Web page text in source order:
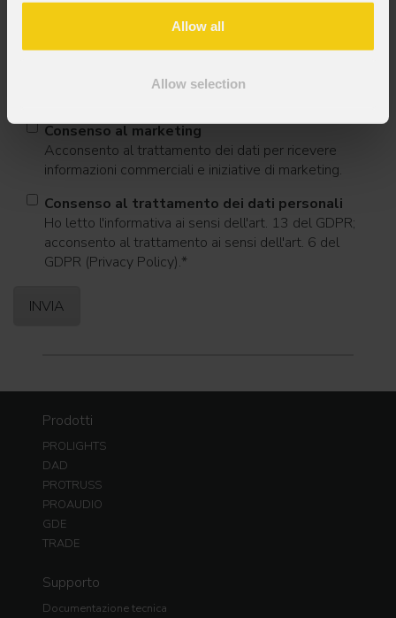
Allow all
Allow selection
Stato*
Consenso al marketing
Acconsento al trattamento dei dati per ricevere
informazioni commerciali e iniziative di marketing.
Consenso al trattamento dei dati personali
Ho letto l'informativa ai sensi dell'art. 13 del GDPR;
acconsento al trattamento ai sensi dell'art. 6 del
GDPR (Privacy Policy).*
Prodotti
PROLIGHTS
DAD
PROTRUSS
PROAUDIO
GDE
TRADE
Supporto
Documentazione tecnica